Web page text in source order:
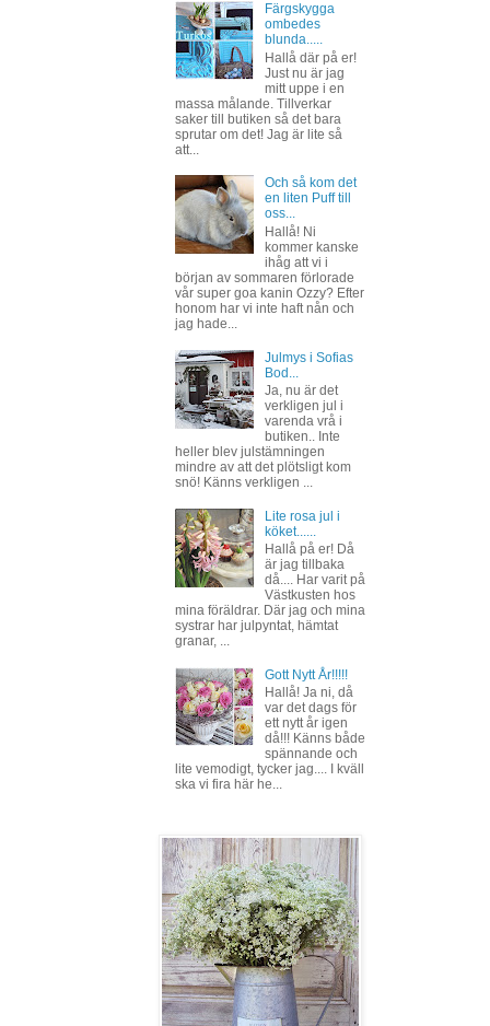
Färgskygga
ombedes
blunda.....
Hallå där på er!
Just nu är jag
mitt uppe i en
massa målande. Tillverkar
saker till butiken så det bara
sprutar om det! Jag är lite så
att...
Och så kom det
en liten Puff till
oss...
Hallå! Ni
kommer kanske
ihåg att vi i
början av sommaren förlorade
vår super goa kanin Ozzy? Efter
honom har vi inte haft nån och
jag hade...
Julmys i Sofias
Bod...
Ja, nu är det
verkligen jul i
varenda vrå i
butiken.. Inte
heller blev julstämningen
mindre av att det plötsligt kom
snö! Känns verkligen ...
Lite rosa jul i
köket......
Hallå på er! Då
är jag tillbaka
då.... Har varit på
Västkusten hos
mina föräldrar. Där jag och mina
systrar har julpyntat, hämtat
granar, ...
Gott Nytt År!!!!!
Hallå! Ja ni, då
var det dags för
ett nytt år igen
då!!! Känns både
spännande och
lite vemodigt, tycker jag.... I kväll
ska vi fira här he...